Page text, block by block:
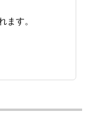
ます。